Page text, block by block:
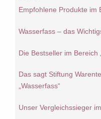
Empfohlene Produkte im
Wasserfass – das
Die Bestseller im Bereich
Das sagt Stiftung
„Wasserfass“
Unser Vergleichssieger